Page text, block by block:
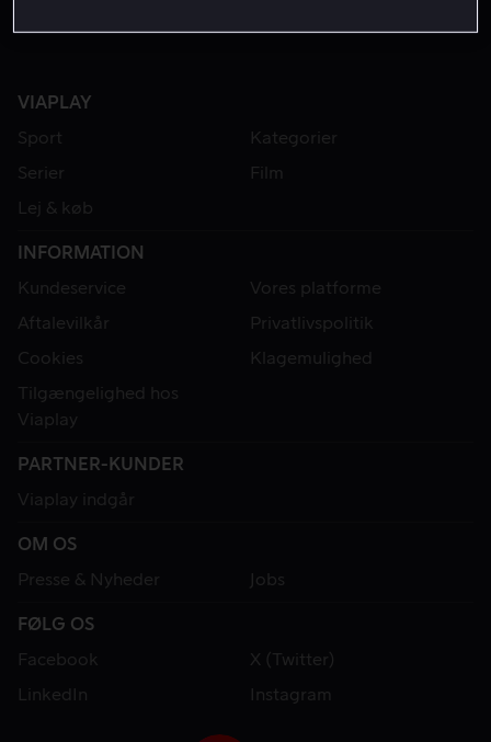
VIAPLAY
Sport
Kategorier
Serier
Film
Lej & køb
INFORMATION
Kundeservice
Vores platforme
Aftalevilkår
Privatlivspolitik
Cookies
Klagemulighed
Tilgængelighed hos
Viaplay
PARTNER-KUNDER
Viaplay indgår
OM OS
Presse & Nyheder
Jobs
FØLG OS
Facebook
X (Twitter)
LinkedIn
Instagram